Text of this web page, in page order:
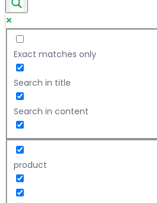
Exact matches only
Search in title
Search in content
product